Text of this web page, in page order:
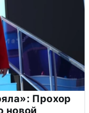
Прохор
новой